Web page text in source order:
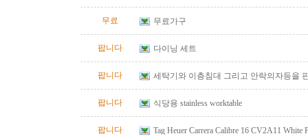
무료 무료가구
팝니다 다이닝 세트
팝니다 세탁기와 이층침대 그리고 안락의자등을
팝니다 식당용 stainless worktable
팝니다
Tag Heuer Carrera Calibre 16 CV2A11 White